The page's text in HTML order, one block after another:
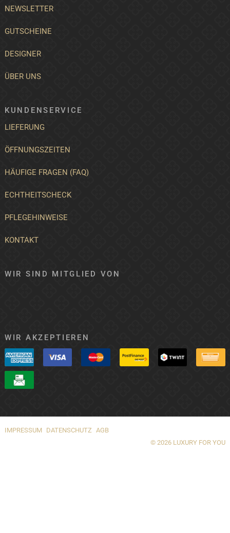
NEWSLETTER
GUTSCHEINE
DESIGNER
ÜBER UNS
KUNDENSERVICE
LIEFERUNG
ÖFFNUNGSZEITEN
HÄUFIGE FRAGEN (FAQ)
ECHTHEITSCHECK
PFLEGEHINWEISE
KONTAKT
WIR SIND MITGLIED VON
WIR AKZEPTIEREN
IMPRESSUM DATENSCHUTZ AGB
© 2026 LUXURY FOR YOU